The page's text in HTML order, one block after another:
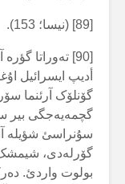
[89] (نیسا؛ 153).
[90] تەوراتا
أدیپ ایسرائیل
گۆنلۆک آرئنما
گچمەیەجگی بیر
سۇنراسئ شؤیلە
گۆرلەدی،
بولوت واردئ.